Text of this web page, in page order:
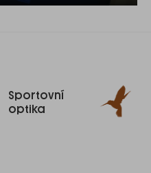
Sportovní
optika